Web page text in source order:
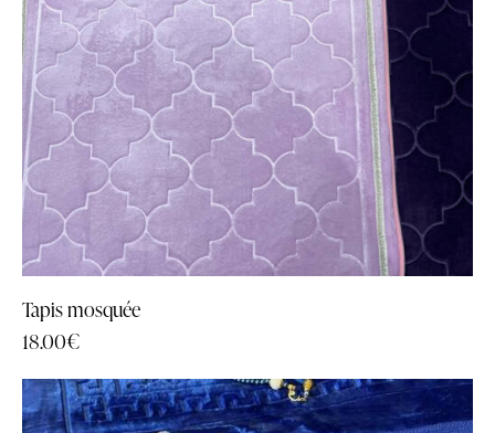
Tapis mosquée
18.00€